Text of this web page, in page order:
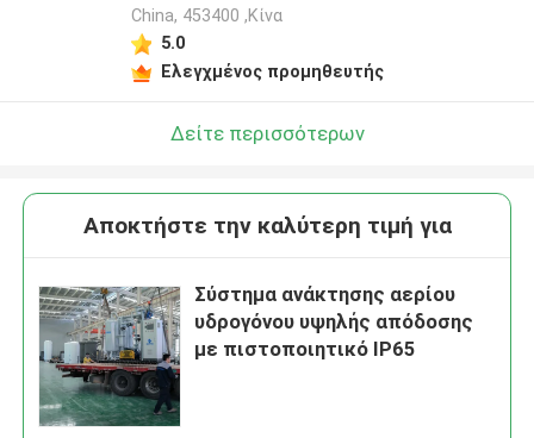
China, 453400 ,Κίνα
5.0
Ελεγχμένος προμηθευτής
Δείτε περισσότερων
Αποκτήστε την καλύτερη τιμή για
Σύστημα ανάκτησης αερίου
υδρογόνου υψηλής απόδοσης
με πιστοποιητικό IP65